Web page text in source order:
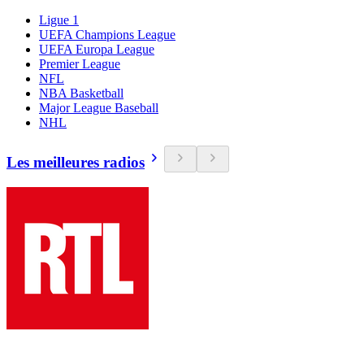
Ligue 1
UEFA Champions League
UEFA Europa League
Premier League
NFL
NBA Basketball
Major League Baseball
NHL
Les meilleures radios